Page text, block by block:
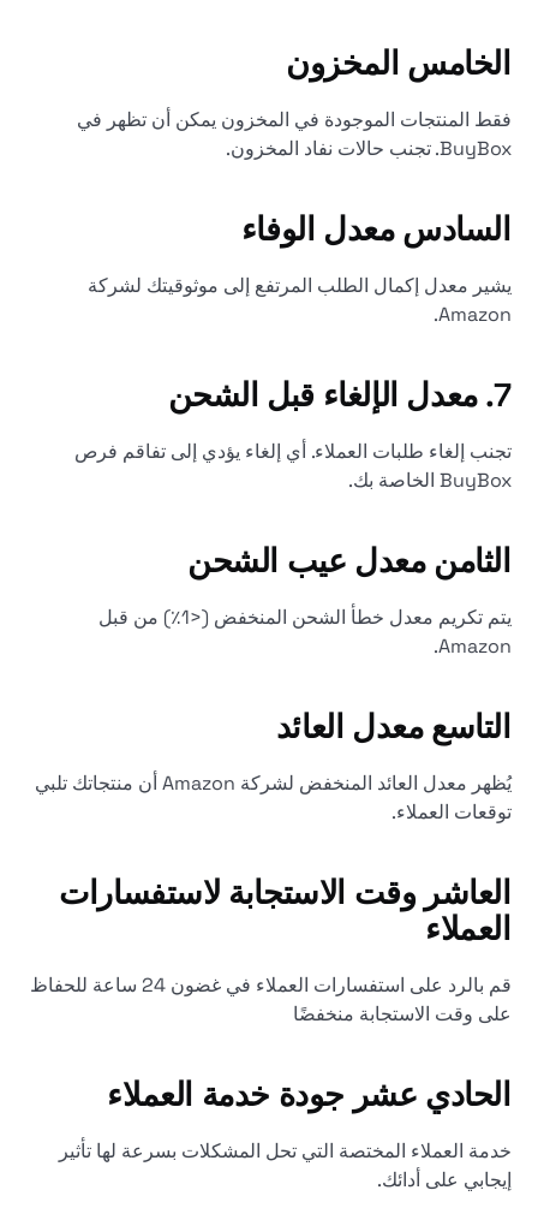
الخامس المخزون
فقط المنتجات الموجودة في المخزون يمكن أن تظهر في
BuyBox. تجنب حالات نفاد المخزون.
السادسمعدل الوفاء
يشير معدل إكمال الطلب المرتفع إلى موثوقيتك لشركة
Amazon.
7. معدل الإلغاء قبل الشحن
تجنب إلغاء طلبات العملاء. أي إلغاء يؤدي إلى تفاقم فرص
BuyBox الخاصة بك.
الثامنمعدل عيب الشحن
يتم تكريم معدل خطأ الشحن المنخفض (<1٪) من قبل
Amazon.
التاسعمعدل العائد
يُظهر معدل العائد المنخفض لشركة Amazon أن منتجاتك تلبي
توقعات العملاء.
العاشر وقت الاستجابة لاستفسارات
العملاء
قم بالرد على استفسارات العملاء في غضون 24 ساعة للحفاظ
على وقت الاستجابة منخفضًا
الحادي عشر جودة خدمة العملاء
خدمة العملاء المختصة التي تحل المشكلات بسرعة لها تأثير
إيجابي على أدائك.